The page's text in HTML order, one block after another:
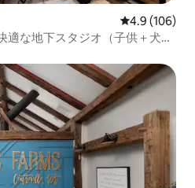
レビュー106
4.9 (106)
適な地下スタジオ（子供＋犬同
す。